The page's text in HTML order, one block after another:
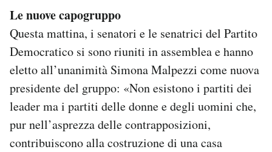
Le nuove capogruppo
Questa mattina, i senatori e le senatrici del Partito
Democratico si sono riuniti in assemblea e hanno
eletto all’unanimità Simona Malpezzi come nuova
presidente del gruppo: «Non esistono i partiti dei
leader ma i partiti delle donne e degli uomini che,
pur nell’asprezza delle contrapposizioni,
contribuiscono alla costruzione di una casa